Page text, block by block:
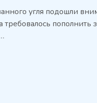
угля подошли
требовалось